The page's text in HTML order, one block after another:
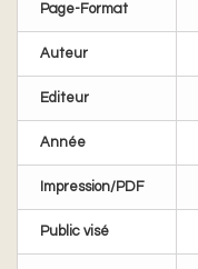
Page-Format
Auteur
Editeur
Année
Impression/PDF
Public visé